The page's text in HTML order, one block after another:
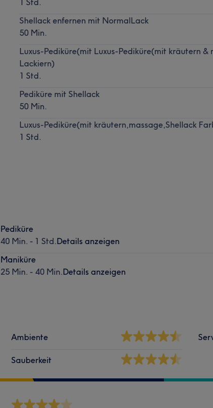
Shellack enfernen mit NormalLack
50 Min.
Luxus-Pediküre(mit Luxus-Pediküre(mit kräutern &
Lackiern)
1 Std.
Pediküre mit Shellack
50 Min.
Luxus-Pediküre(mit kräutern,massage,Shellack
1 Std.
Pediküre
40 Min. - 1 Std.Details anzeigen
Maniküre
25 Min. - 40 Min.Details anzeigen
Ambiente
Sauberkeit